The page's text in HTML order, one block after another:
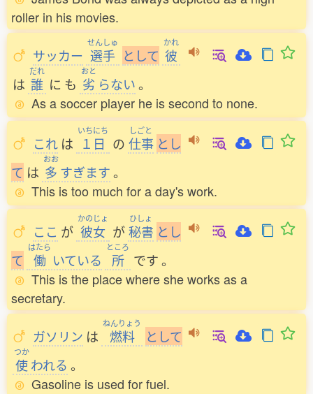
roller in his movies.
サッカー
せんしゅ
選手 と して
かれ
彼
は
だれ
誰 に も
おと
劣 らない。
As a soccer player he is second to none.
これ は
いちにち
１日 の
しごと
仕事 と し
て は
おお
多 すぎます。
This is too much for a day's work.
ここ が
かのじょ
彼女 が
ひしょ
秘書 と し
て
はたら
働 いている
ところ
所 です。
This is the place where she works as a
secretary.
ガソリン は
ねんりょう
燃料 と して
つか
使われる 。
Gasoline is used for fuel.